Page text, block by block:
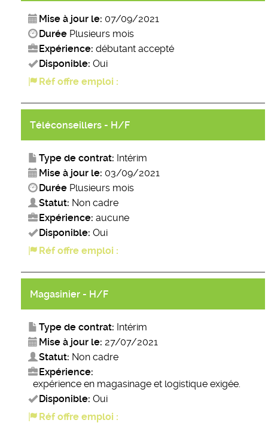
Mise à jour le: 07/09/2021
Durée Plusieurs mois
Expérience: débutant accepté
Disponible: Oui
Réf offre emploi :
Téléconseillers - H/F
Type de contrat: Intérim
Mise à jour le: 03/09/2021
Durée Plusieurs mois
Statut: Non cadre
Expérience: aucune
Disponible: Oui
Réf offre emploi :
Magasinier - H/F
Type de contrat: Intérim
Mise à jour le: 27/07/2021
Statut: Non cadre
Expérience:
expérience en magasinage et logistique exigée.
Disponible: Oui
Réf offre emploi :